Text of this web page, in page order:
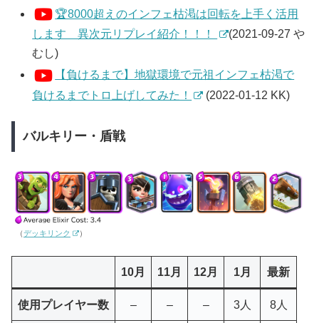
🏆8000超えのインフェ枯渇は回転を上手く活用
します 異次元リプレイ紹介！！！
(2021-09-27 や
むし)
【負けるまで】地獄環境で元祖インフェ枯渇で
負けるまでトロ上げしてみた！
(2022-01-12 KK)
バルキリー・盾戦
（デッキリンク ）
10月 11月 12月 1月 最新
使用プレイヤー数 – – – 3人 8人